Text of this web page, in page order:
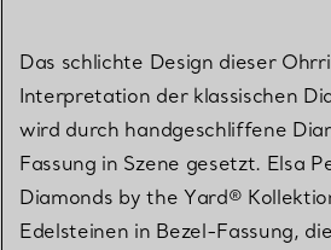
Das schlichte Design dieser
Interpretation der klassischen
wird durch handgeschliffene
Fassung in Szene gesetzt. Elsa
Diamonds by the Yard®
Edelsteinen in Bezel-Fassung,